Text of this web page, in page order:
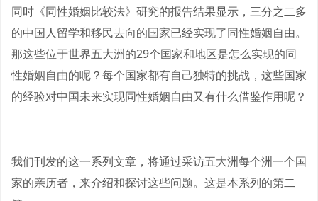
同时《同性婚姻比较法》研究的报告结果显示，三分之二多
的中国人留学和移民去向的国家已经实现了同性婚姻自由。
那这些位于世界五大洲的29个国家和地区是怎么实现的同
性婚姻自由的呢？每个国家都有自己独特的挑战，这些国家
的经验对中国未来实现同性婚姻自由又有什么借鉴作用呢？
我们刊发的这一系列文章，将通过采访五大洲每个洲一个国
家的亲历者，来介绍和探讨这些问题。这是本系列的第二